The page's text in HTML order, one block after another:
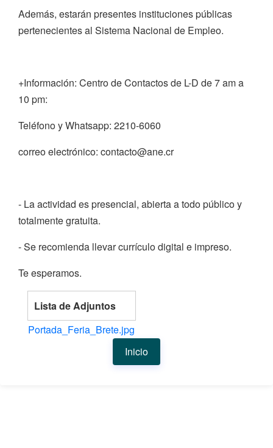
Además, estarán presentes instituciones públicas
pertenecientes al Sistema Nacional de Empleo.
+Información: Centro de Contactos de L-D de 7 am a
10 pm:
Teléfono y Whatsapp: 2210-6060
correo electrónico: contacto@ane.cr
- La actividad es presencial, abierta a todo público y
totalmente gratuita.
- Se recomienda llevar currículo digital e impreso.
Te esperamos.
Lista de Adjuntos
Portada_Feria_Brete.jpg
Inicio